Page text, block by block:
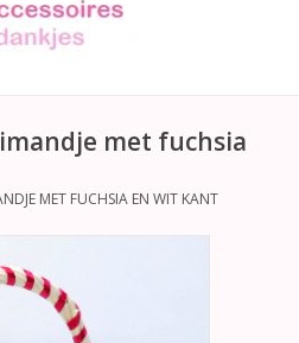
met fuchsia
MET FUCHSIA EN WIT KANT